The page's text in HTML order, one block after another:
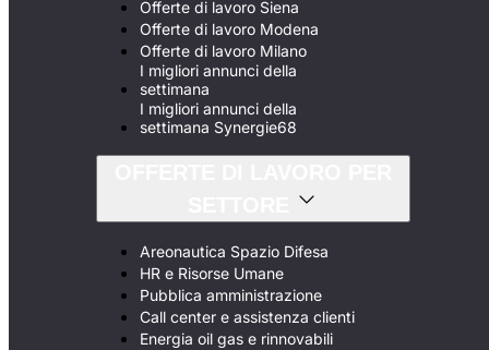
Offerte di lavoro Siena
Offerte di lavoro Modena
Offerte di lavoro Milano
I migliori annunci della
settimana
I migliori annunci della
settimana Synergie68
Areonautica Spazio Difesa
HR e Risorse Umane
Pubblica amministrazione
Call center e assistenza clienti
Energia oil gas e rinnovabili